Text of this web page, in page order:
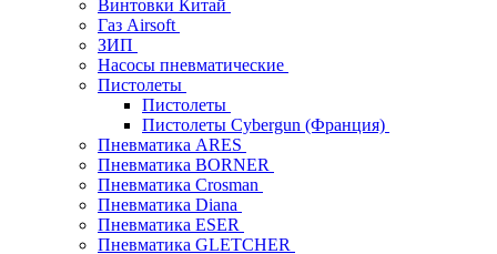
Винтовки Китай
Газ Airsoft
ЗИП
Насосы пневматические
Пистолеты
Пистолеты
Пистолеты Cybergun (Франция)
Пневматика ARES
Пневматика BORNER
Пневматика Crosman
Пневматика Diana
Пневматика ESER
Пневматика GLETCHER